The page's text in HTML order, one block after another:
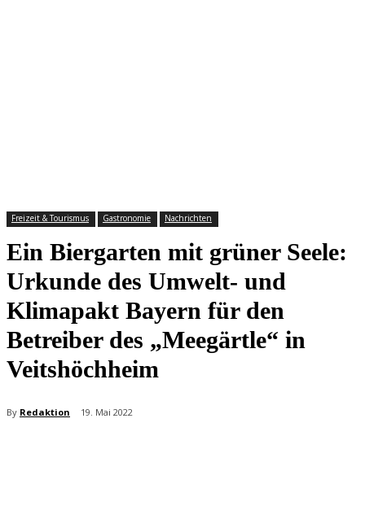
Freizeit & Tourismus Gastronomie Nachrichten
Ein Biergarten mit grüner Seele:
Urkunde des Umwelt- und
Klimapakt Bayern für den
Betreiber des „Meegärtle“ in
Veitshöchheim
By Redaktion 19. Mai 2022